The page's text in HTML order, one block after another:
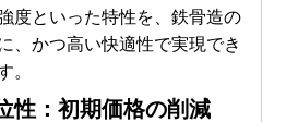
度といった特性を、鉄骨造の
、かつ高い快適性で実現でき
。
性：初期価格の削減